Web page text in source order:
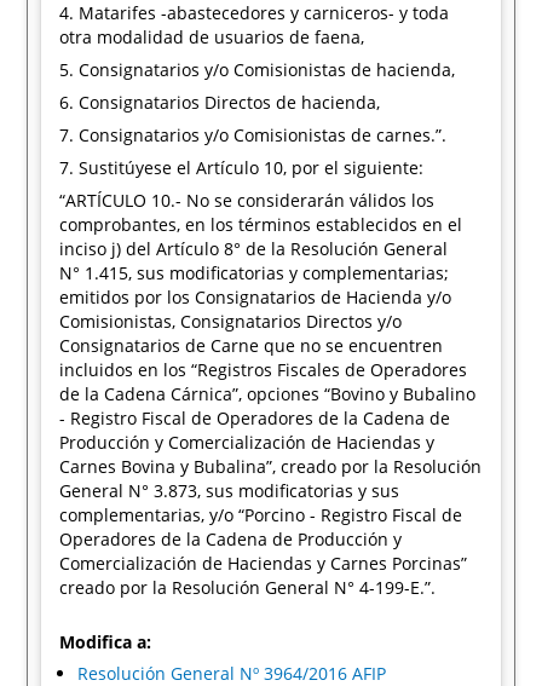
4. Matarifes -abastecedores y carniceros- y toda
otra modalidad de usuarios de faena,
5. Consignatarios y/o Comisionistas de hacienda,
6. Consignatarios Directos de hacienda,
7. Consignatarios y/o Comisionistas de carnes.”.
7. Sustitúyese el Artículo 10, por el siguiente:
“ARTÍCULO 10.- No se considerarán válidos los
comprobantes, en los términos establecidos en el
inciso j) del Artículo 8° de la Resolución General
N° 1.415, sus modificatorias y complementarias;
emitidos por los Consignatarios de Hacienda y/o
Comisionistas, Consignatarios Directos y/o
Consignatarios de Carne que no se encuentren
incluidos en los “Registros Fiscales de Operadores
de la Cadena Cárnica”, opciones “Bovino y Bubalino
- Registro Fiscal de Operadores de la Cadena de
Producción y Comercialización de Haciendas y
Carnes Bovina y Bubalina”, creado por la Resolución
General N° 3.873, sus modificatorias y sus
complementarias, y/o “Porcino - Registro Fiscal de
Operadores de la Cadena de Producción y
Comercialización de Haciendas y Carnes Porcinas”
creado por la Resolución General N° 4-199-E.”.
Modifica a:
Resolución General Nº 3964/2016 AFIP